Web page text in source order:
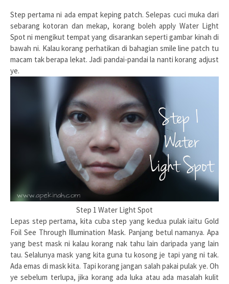
Step pertama ni ada empat keping patch. Selepas cuci muka dari
sebarang kotoran dan mekap, korang boleh apply Water Light
Spot ni mengikut tempat yang disarankan seperti gambar kinah di
bawah ni. Kalau korang perhatikan di bahagian smile line patch tu
macam tak berapa lekat. Jadi pandai-pandai la nanti korang adjust
ye.
Step 1 Water Light Spot
Lepas step pertama, kita cuba step yang kedua pulak iaitu Gold
Foil See Through Illumination Mask. Panjang betul namanya. Apa
yang best mask ni kalau korang nak tahu lain daripada yang lain
tau. Selalunya mask yang kita guna tu kosong je tapi yang ni tak.
Ada emas di mask kita. Tapi korang jangan salah pakai pulak ye. Oh
ye sebelum terlupa, jika korang ada luka atau ada masalah kulit